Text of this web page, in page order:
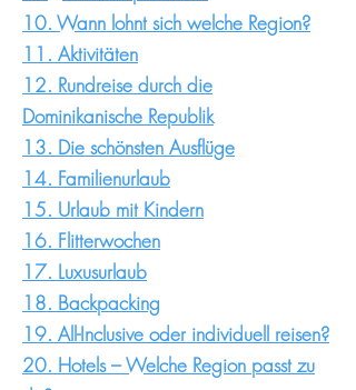
10. Wann lohnt sich welche Region?
11. Aktivitäten​
12. Rundreise durch die
Dominikanische Republik​
13. Die schönsten Ausflüge
14. Familienurlaub
15. Urlaub mit Kindern
16. Flitterwochen
17. Luxusurlaub
18. Backpacking
19. All-Inclusive oder individuell reisen?
20. Hotels – Welche Region passt zu